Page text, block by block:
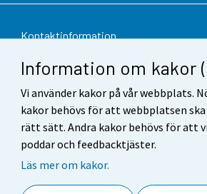
Information om kakor
Vi använder kakor på vår webbplats.
kakor behövs för att webbplatsen
rätt sätt. Andra kakor behövs för att
poddar och feedbacktjäster.
Läs mer om kakor.
Kontaktinformation
Respons
Användarvillkor
Dataskydd
Tillgänglighet